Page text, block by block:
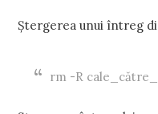
Ștergerea unui întreg
rm -R